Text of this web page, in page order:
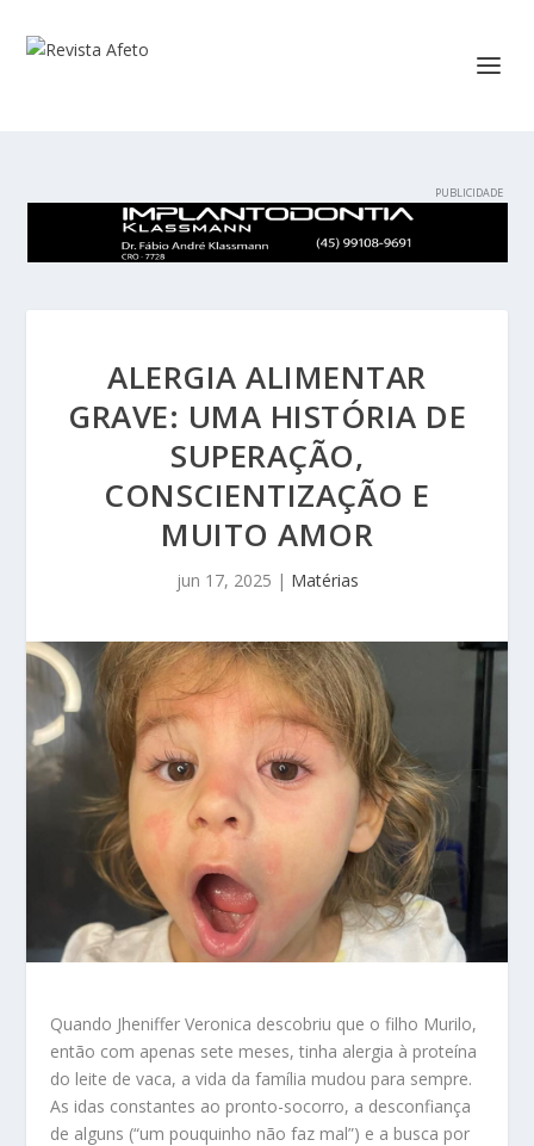
ALERGIA ALIMENTAR
GRAVE: UMA HISTÓRIA DE
SUPERAÇÃO,
CONSCIENTIZAÇÃO E
MUITO AMOR
jun 17, 2025 | Matérias
Quando Jheniffer Veronica descobriu que o filho Murilo,
então com apenas sete meses, tinha alergia à proteína
do leite de vaca, a vida da família mudou para sempre.
As idas constantes ao pronto-socorro, a desconfiança
de alguns (“um pouquinho não faz mal”) e a busca por